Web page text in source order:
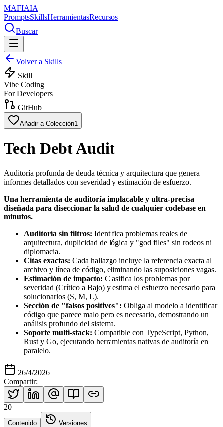
MAFIAIA
PromptsSkillsHerramientasRecursos
Buscar
Volver a Skills
Skill
Vibe Coding
For Developers
GitHub
Añadir a Colección1
Tech Debt Audit
Auditoría profunda de deuda técnica y arquitectura que genera
informes detallados con severidad y estimación de esfuerzo.
Una herramienta de auditoría implacable y ultra-precisa
diseñada para diseccionar la salud de cualquier codebase en
minutos.
Auditoría sin filtros: Identifica problemas reales de
arquitectura, duplicidad de lógica y "god files" sin rodeos ni
diplomacia.
Citas exactas: Cada hallazgo incluye la referencia exacta al
archivo y línea de código, eliminando las suposiciones vagas.
Estimación de impacto: Clasifica los problemas por
severidad (Crítico a Bajo) y estima el esfuerzo necesario para
solucionarlos (S, M, L).
Sección de "falsos positivos": Obliga al modelo a identificar
código que parece malo pero es necesario, demostrando un
análisis profundo del sistema.
Soporte multi-stack: Compatible con TypeScript, Python,
Rust y Go, ejecutando herramientas nativas de auditoría en
paralelo.
26/4/2026
Compartir:
20
Contenido Versiones